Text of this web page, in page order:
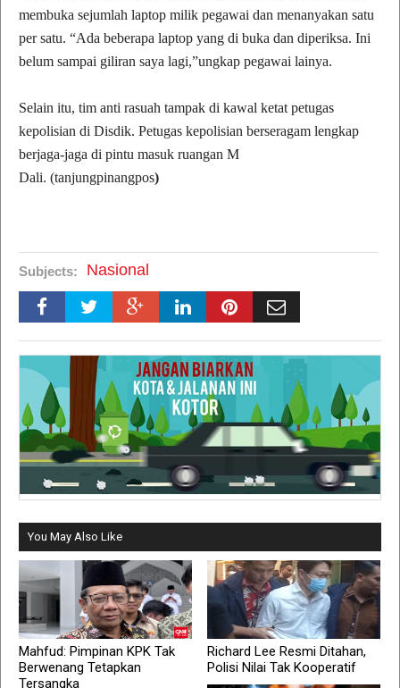
membuka sejumlah laptop milik pegawai dan menanyakan satu
per satu. “Ada beberapa laptop yang di buka dan diperiksa. Ini
belum sampai giliran saya lagi,”ungkap pegawai lainya.
Selain itu, tim anti rasuah tampak di kawal ketat petugas
kepolisian di Disdik. Petugas kepolisian berseragam lengkap
berjaga-jaga di pintu masuk ruangan M
Dali. (tanjungpinangpos)
Subjects: Nasional
You May Also Like
Mahfud: Pimpinan KPK Tak
Berwenang Tetapkan
Tersangka
Richard Lee Resmi Ditahan,
Polisi Nilai Tak Kooperatif